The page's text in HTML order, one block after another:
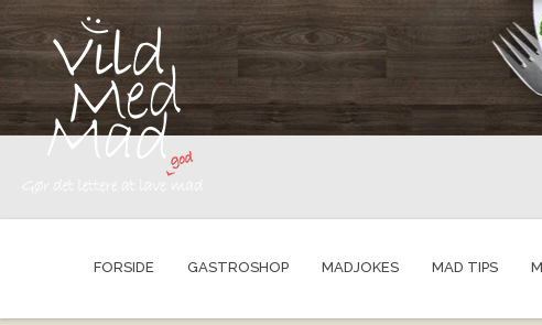
FORSIDE GASTROSHOP MADJOKES MAD TIPS